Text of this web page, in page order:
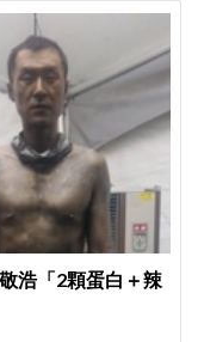
浩「2顆蛋白＋辣